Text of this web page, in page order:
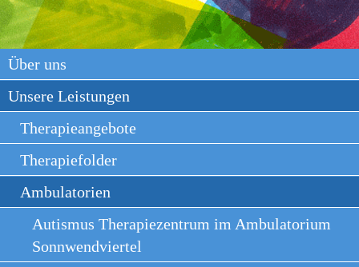
Über uns
Unsere Leistungen
Therapieangebote
Therapiefolder
Ambulatorien
Autismus Therapiezentrum im Ambulatorium
Sonnwendviertel